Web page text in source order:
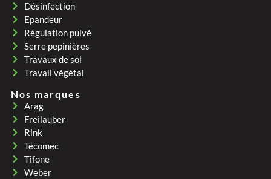
Désinfection
Epandeur
Régulation pulvé
Serre pepinières
Travaux de sol
Travail végétal
Nos marques
Arag
Freilauber
Rink
Tecomec
Tifone
Weber